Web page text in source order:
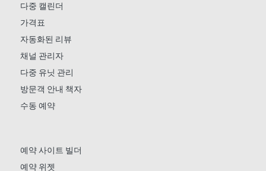
다중 캘린더
가격표
자동화된 리뷰
채널 관리자
다중 유닛 관리
방문객 안내 책자
수동 예약
예약 사이트 빌더
예약 위젯